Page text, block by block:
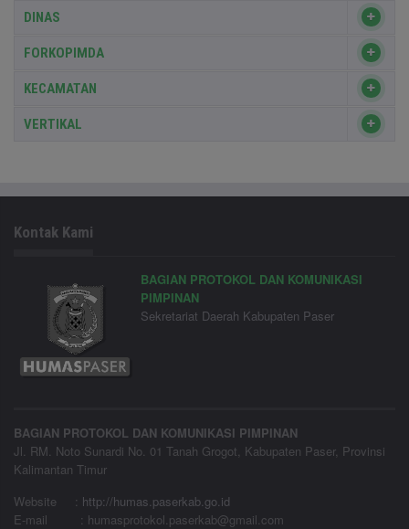
DINAS
FORKOPIMDA
KECAMATAN
VERTIKAL
Kontak Kami
BAGIAN PROTOKOL DAN KOMUNIKASI
PIMPINAN
Sekretariat Daerah Kabupaten Paser
BAGIAN PROTOKOL DAN KOMUNIKASI PIMPINAN
Jl. RM. Noto Sunardi No. 01 Tanah Grogot, Kabupaten Paser, Provinsi
Kalimantan Timur
Website
: http://humas.paserkab.go.id
E-mail : humasprotokol.paserkab@gmail.com